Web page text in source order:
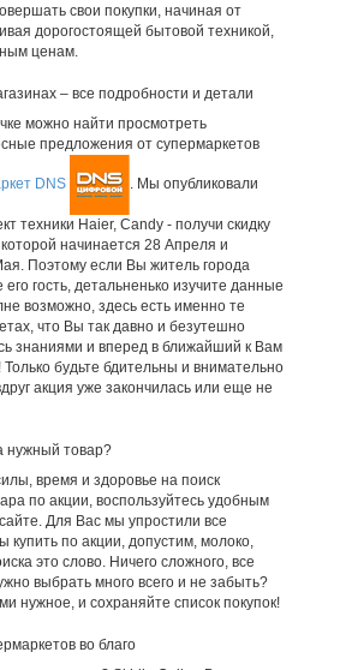
свои покупки, начиная от
дорогостоящей бытовой техникой,
ценам.
– все подробности и детали
можно найти просмотреть
предложения от супермаркетов
DNS . Мы опубликовали
техники Haier, Candy - получи скидку
начинается 28 Апреля и
Поэтому если Вы житель города
гость, детальненько изучите данные
возможно, здесь есть именно те
что Вы так давно и безутешно
знаниями и вперед в ближайший к Вам
будьте бдительны и внимательно
акция уже закончилась или еще не
нужный товар?
время и здоровье на поиск
по акции, воспользуйтесь удобным
Для Вас мы упростили все
купить по акции, допустим, молоко,
это слово. Ничего сложного, все
выбрать много всего и не забыть?
нужное, и сохраняйте список покупок!
во благо